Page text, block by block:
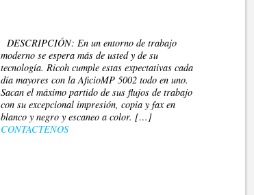
DESCRIPCIÓN: En un entorno de trabajo
moderno se espera más de usted y de su
tecnología. Ricoh cumple estas expectativas cada
día mayores con la AficioMP 5002 todo en uno.
Sacan el máximo partido de sus flujos de trabajo
con su excepcional impresión, copia y fax en
blanco y negro y escaneo a color. […]
CONTACTENOS